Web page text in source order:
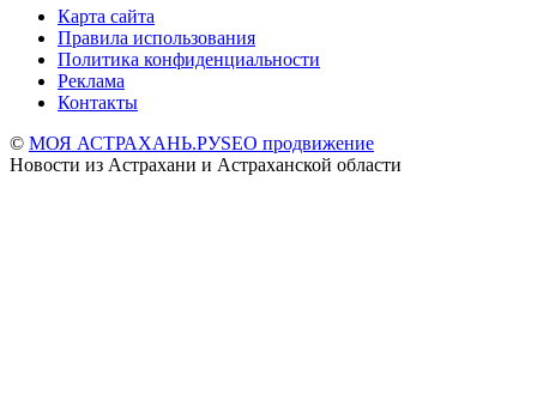
Карта сайта
Правила использования
Политика конфиденциальности
Реклама
Контакты
© МОЯ АСТРАХАНЬ.РУSEO продвижение
Новости из Астрахани и Астраханской области